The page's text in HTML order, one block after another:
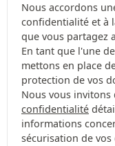
Nous accordons
confidentialité et à
que vous partagez
En tant que l'une
mettons en place
protection de vos
Nous vous
confidentialité
informations
sécurisation de